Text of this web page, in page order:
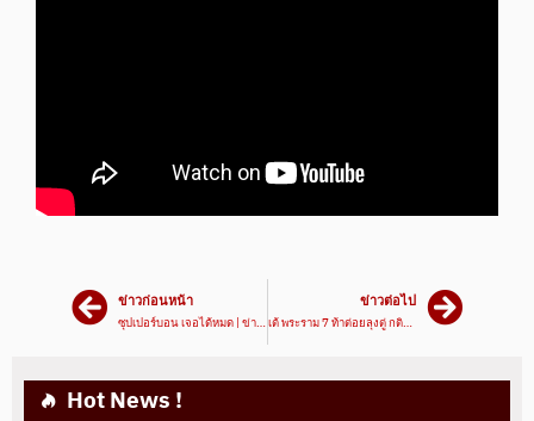
ข่าวก่อนหน้า
ซุปเปอร์บอน เจอได้หมด | ข่าวเด็ด789 วันที่ 17/08/64 | มวยเด็ด789
ข่าวต่อไป
เต้ พระราม 7 ท้าต่อยลุงตู่ กติกามวยไทยคาดเชือก | ข่าวเด็ด789 วันที่ 21/08/64 | มวยเด็ด789
Hot News !